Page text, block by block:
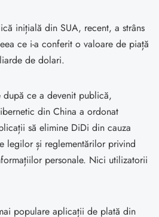
inițială din SUA, recent, a strâns
ce i-a conferit o valoare de piață
de dolari.
ce a devenit publică,
din China a ordonat
să elimine DiDi din cauza
legilor și reglementărilor privind
personale. Nici utilizatorii
populare aplicații de plată din